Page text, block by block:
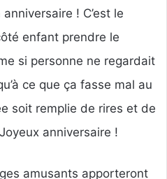
! C’est le
enfant prendre le
si personne ne regardait
ce que ça fasse mal au
soit remplie de rires et de
anniversaire !
amusants apporteront